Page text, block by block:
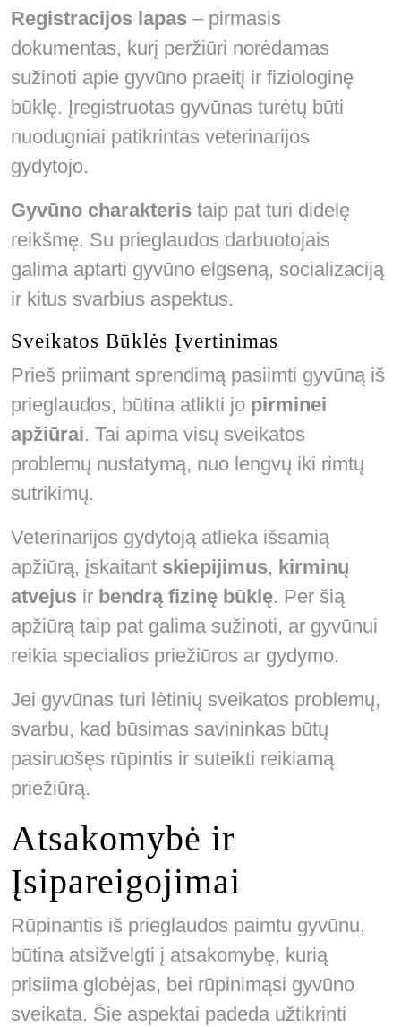
Registracijos lapas – pirmasis
dokumentas, kurį peržiūri norėdamas
sužinoti apie gyvūno praeitį ir fiziologinę
būklę. Įregistruotas gyvūnas turėtų būti
nuodugniai patikrintas veterinarijos
gydytojo.
Gyvūno charakteris taip pat turi didelę
reikšmę. Su prieglaudos darbuotojais
galima aptarti gyvūno elgseną, socializaciją
ir kitus svarbius aspektus.
Sveikatos Būklės Įvertinimas
Prieš priimant sprendimą pasiimti gyvūną iš
prieglaudos, būtina atlikti jo pirminei
apžiūrai. Tai apima visų sveikatos
problemų nustatymą, nuo lengvų iki rimtų
sutrikimų.
Veterinarijos gydytoją atlieka išsamią
apžiūrą, įskaitant skiepijimus, kirminų
atvejus ir bendrą fizinę būklę. Per šią
apžiūrą taip pat galima sužinoti, ar gyvūnui
reikia specialios priežiūros ar gydymo.
Jei gyvūnas turi lėtinių sveikatos problemų,
svarbu, kad būsimas savininkas būtų
pasiruošęs rūpintis ir suteikti reikiamą
priežiūrą.
Atsakomybė ir
Įsipareigojimai
Rūpinantis iš prieglaudos paimtu gyvūnu,
būtina atsižvelgti į atsakomybę, kurią
prisiima globėjas, bei rūpinimąsi gyvūno
sveikata. Šie aspektai padeda užtikrinti